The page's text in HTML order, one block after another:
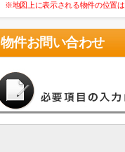
※地図上に表示される物件の位置
物件お問い合わせ